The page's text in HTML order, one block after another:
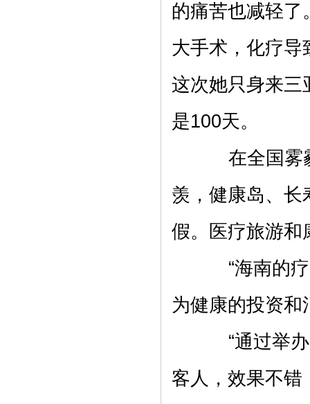
的痛苦也减轻了
大手术，化疗导
这次她只身来三
是100天。
在全国雾霾
羡，健康岛、长
假。医疗旅游和
“海南的疗
为健康的投资和
“通过举办
客人，效果不错